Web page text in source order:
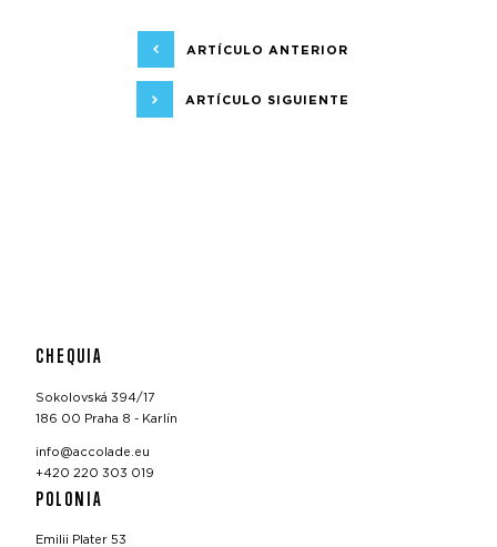
ARTÍCULO ANTERIOR
ARTÍCULO SIGUIENTE
CHEQUIA
Sokolovská 394/17
186 00 Praha 8 - Karlín
info@accolade.eu
+420 220 303 019
POLONIA
Emilii Plater 53